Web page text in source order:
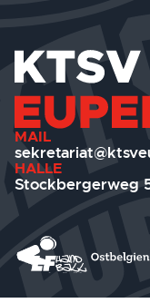
MAIL
HALLE
Stockbergerweg